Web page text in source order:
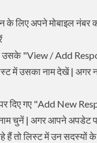
अपने मोबाइल नंबर
उसके "View / Add
में उसका नाम देखें |
दिए गए "Add New
चुनें | अगर आपने अपडेट
हैं तो लिस्ट में उन